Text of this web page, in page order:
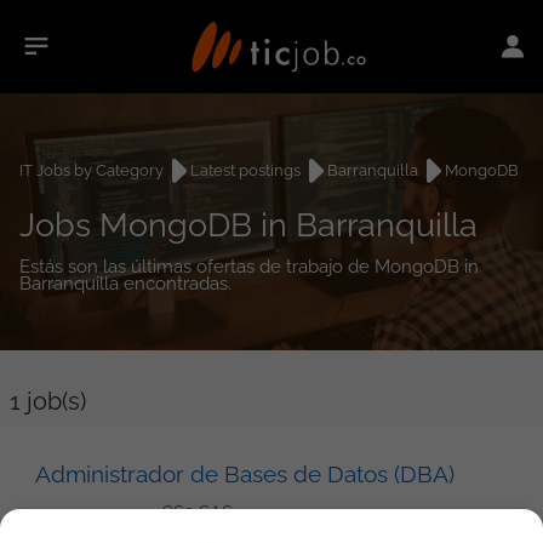
IT Jobs by Category Latest postings Barranquilla MongoDB
Jobs MongoDB in Barranquilla
Estás son las últimas ofertas de trabajo de MongoDB in
Barranquilla encontradas.
1 job(s)
Administrador de Bases de Datos (DBA)
CS3 SAS